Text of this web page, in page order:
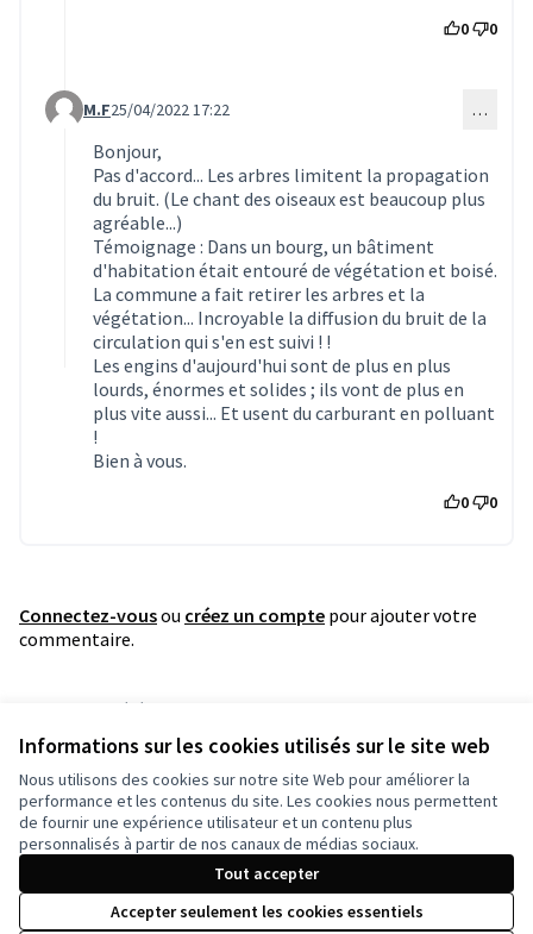
Informations sur les cookies utilisés sur le site web
Nous utilisons des cookies sur notre site Web pour améliorer la
performance et les contenus du site. Les cookies nous permettent
de fournir une expérience utilisateur et un contenu plus
personnalisés à partir de nos canaux de médias sociaux.
Tout accepter
Accepter seulement les cookies essentiels
0 0
Commentaire 1988 (réponse au commentaire 1983)
M.F25/04/2022 17:22 …
Bonjour,
Pas d'accord... Les arbres limitent la propagation
du bruit. (Le chant des oiseaux est beaucoup plus
agréable...)
Témoignage : Dans un bourg, un bâtiment
d'habitation était entouré de végétation et boisé.
La commune a fait retirer les arbres et la
végétation... Incroyable la diffusion du bruit de la
circulation qui s'en est suivi ! !
Les engins d'aujourd'hui sont de plus en plus
lourds, énormes et solides ; ils vont de plus en
plus vite aussi... Et usent du carburant en polluant
!
Bien à vous.
0 0
Connectez-vousou créez un compte pour ajouter votre
commentaire.
Référence : grandnancy-PROP-2022-04-2312
Vérifiez l'empreinte numérique
Conditions d'utilisation
Paramètres des cookies